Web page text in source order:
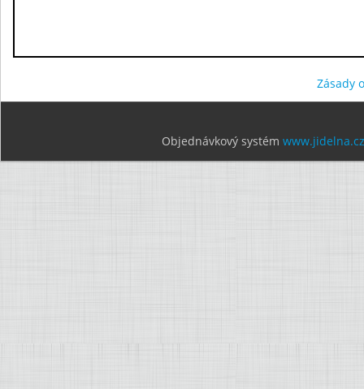
Zásady
Objednávkový systém www.jidelna.cz